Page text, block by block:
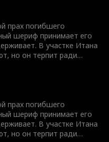
бывший
— нынешний директор
правда о том, что Итан
прах погибшего
шериф принимает его
В участке Итана
но он терпит ради
бывший
— нынешний директор
правда о том, что Итан
прах погибшего
шериф принимает его
В участке Итана
но он терпит ради